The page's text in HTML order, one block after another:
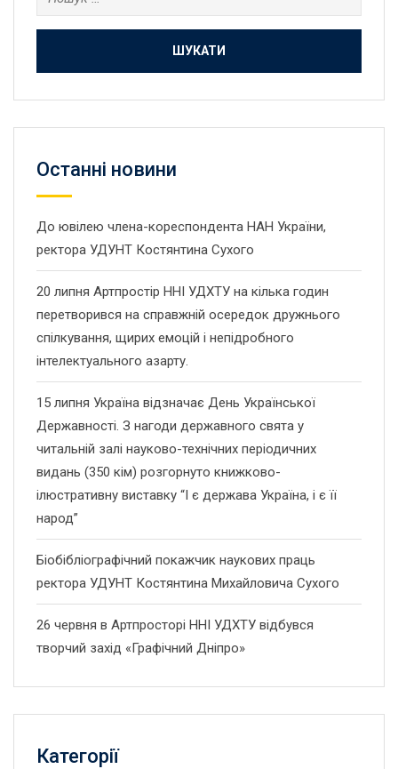
Останнi новини
До ювілею члена-кореспондента НАН України,
ректора УДУНТ Костянтина Сухого
20 липня Артпростір ННІ УДХТУ на кілька годин
перетворився на справжній осередок дружнього
спілкування, щирих емоцій і непідробного
інтелектуального азарту.
15 липня Україна відзначає День Української
Державності. З нагоди державного свята у
читальній залі науково-технічних періодичних
видань (350 кім) розгорнуто книжково-
ілюстративну виставку “І є держава Україна, і є її
народ”
Біобібліографічний покажчик наукових праць
ректора УДУНТ Костянтина Михайловича Сухого
26 червня в Артпросторі ННІ УДХТУ відбувся
творчий захід «Графічний Дніпро»
Категорії